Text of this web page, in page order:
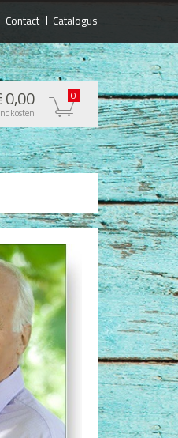
Contact Catalogus
0,00 0